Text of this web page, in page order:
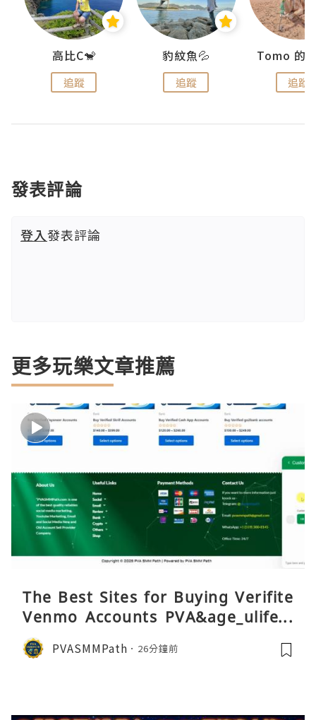
高比C🐒
追蹤
豹紋魚💦
追蹤 追蹤
發表評論
登入發表評論
更多玩樂文章推薦
The Best Sites for Buying Verifite
Venmo Accounts PVA&age_ulifest
yle
PVASMMPath 26分鐘前